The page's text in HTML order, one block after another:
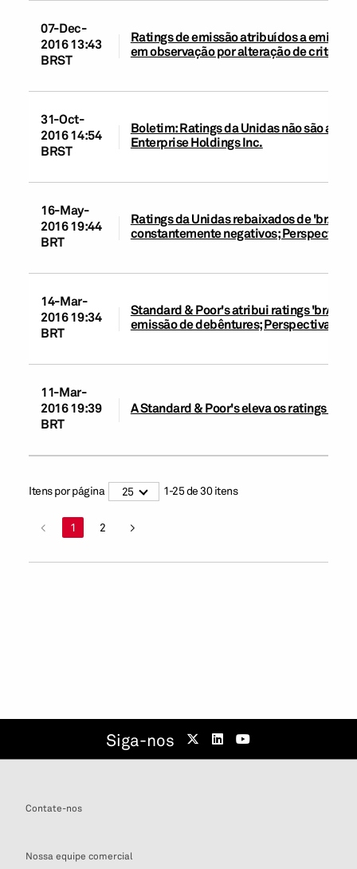
07-Dec-
2016 13:43
BRST
Ratings de emissão atribuídos a
em observação por alteração de critério
31-Oct-
2016 14:54
BRST
Boletim: Ratings da Unidas não são
Enterprise Holdings Inc.
16-May-
2016 19:44
BRT
Ratings da Unidas rebaixados de 'brAA'
constantemente negativos; Perspectiva
14-Mar-
2016 19:34
BRT
Standard & Poor's atribui ratings 'brA' na
emissão de debêntures; Perspectiva
11-Mar-
2016 19:39
BRT
A Standard & Poor's eleva os ratings da
Itens por página 25 1-25de30 itens
< 1 2 >
Siga-nos
Contate-nos
Nossa equipe comercial